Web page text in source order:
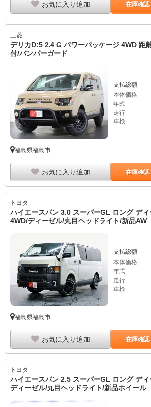
お気に入り追加 在庫確認
三菱
デリカD:5 2.4 G パワーパッケージ 4WD 距
付/バンパーガード
支払総額
本体価格
年式
走行
車検
福島県福島市
お気に入り追加 在庫確認
トヨタ
ハイエースバン 3.0 スーパーGL ロング デ
4WD/ディーゼル/丸目ヘッドライト/新品AW
支払総額
本体価格
年式
走行
車検
福島県福島市
お気に入り追加 在庫確認
トヨタ
ハイエースバン 2.5 スーパーGL ロング デ
ディーゼル/丸目ヘッドライト/新品ホイール